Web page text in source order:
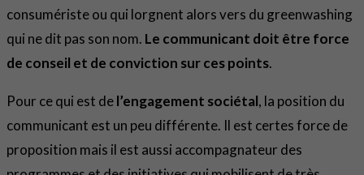
consumériste ou qui lorgnent alors vers du greenwashing
qui ne dit pas son nom. Le communicant doit être force
de conseil et de conviction sur ces points.
Pour ce qui est del’engagement sociétal, la position du
communicant est un peu différente. Il est certes force de
proposition mais il est aussi accompagnateur des